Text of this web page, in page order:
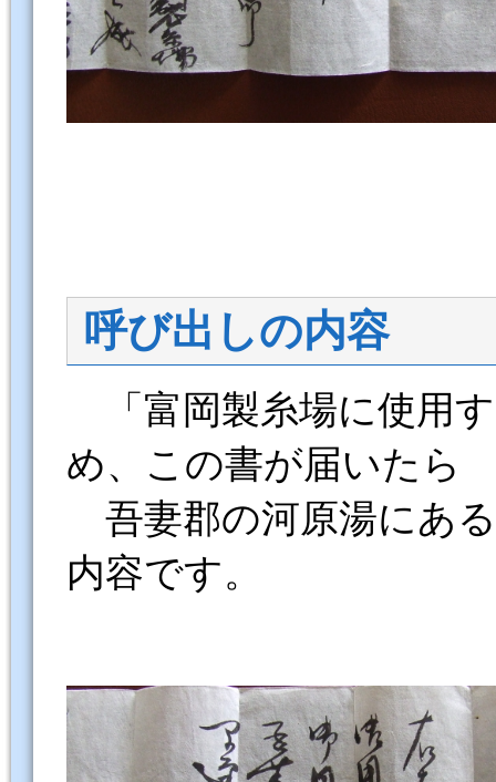
呼び出しの内容
「富岡製糸場に使用
め、この書が届いたら
吾妻郡の河原湯にあ
内容です。